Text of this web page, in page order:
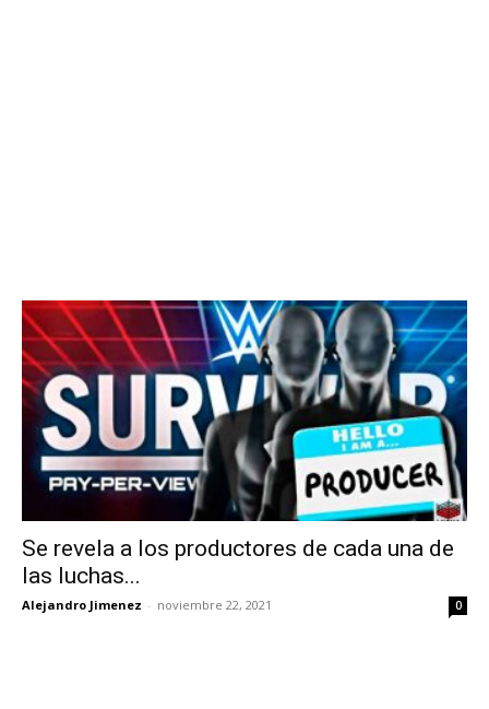
Se revela a los productores de cada una de
las luchas...
Alejandro Jimenez - noviembre 22, 2021 0